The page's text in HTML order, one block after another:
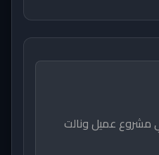
مشروع عميل ونالت